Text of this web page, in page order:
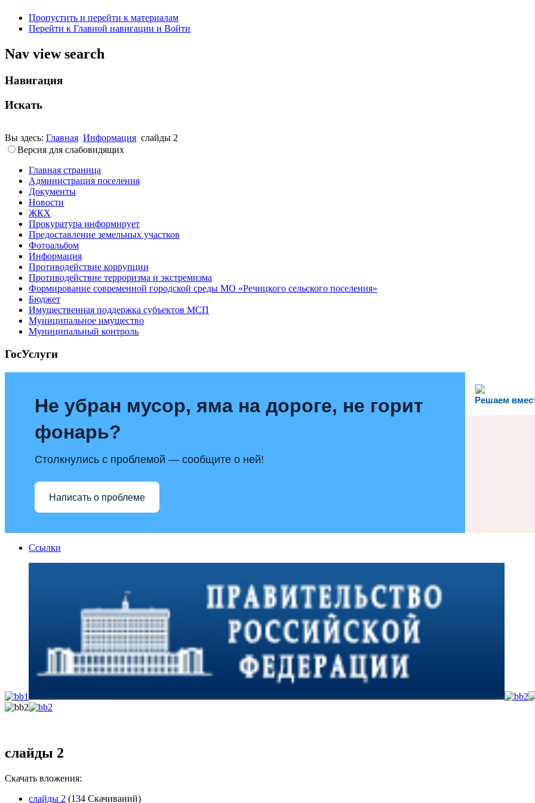
Пропустить и перейти к материалам
Перейти к Главной навигации и Войти
Nav view search
Навигация
Искать
Вы здесь: Главная Информация слайды 2
Версия для слабовидящих
Главная страница
Администрация поселения
Документы
Новости
ЖКХ
Прокуратура информирует
Предоставление земельных участков
Фотоальбом
Информация
Противодействие коррупции
Противодействие терроризма и экстремизма
Формирование современной городской среды МО «Речицкого сельского поселения»
Бюджет
Имущественная поддержка субъектов МСП
Муниципальное имущество
Муниципальный контроль
ГосУслуги
Решаем
Не убран мусор, яма на дороге, не горит
фонарь?
Столкнулись с проблемой — сообщите о ней!
Написать о проблеме
Ссылки
слайды 2
Скачать вложения:
слайды 2 (134 Скачиваний)